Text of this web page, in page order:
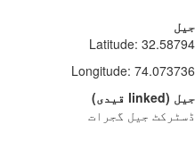
جیل
Latitude: 32.58794
Longitude: 74.073736
جیل (
linked قیدی)
ڈسٹرکٹ جیل گجرات